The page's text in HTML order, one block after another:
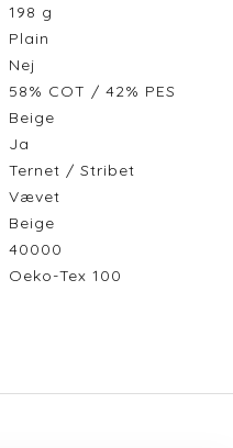
198 g
Plain
Nej
58% COT / 42% PES
Beige
Ja
Ternet / Stribet
Vævet
Beige
40000
Oeko-Tex 100